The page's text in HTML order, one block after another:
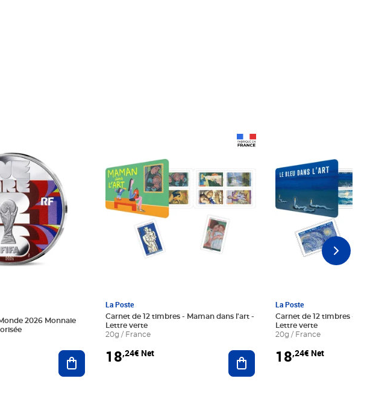
2026 Monnaie
Ajouter au panier
La Poste
Carnet de 12 timbres - Maman dans l'art -
Lettre verte
20g / France
18,24€ Net Ajouter au panier
La Poste
Carnet de 12 timbres - Le
Lettre verte
20g / France
18,24€ Net